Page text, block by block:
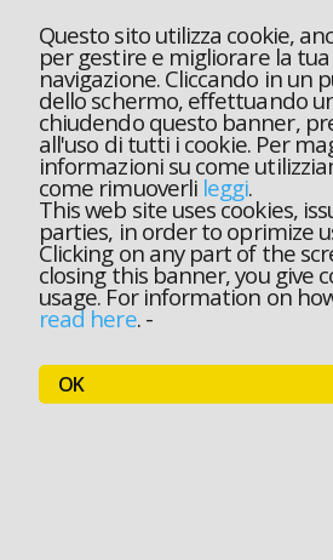
Questo sito utilizza cookie,
per gestire e migliorare la
navigazione. Cliccando in un
dello schermo, effettuando
chiudendo questo banner,
all'uso di tutti i cookie. Per
informazioni su come
come rimuoverli leggi.
This web site uses cookies,
parties, in order to oprimize
Clicking on any part of the
closing this banner, you give
usage. For information on
read here.-
OK